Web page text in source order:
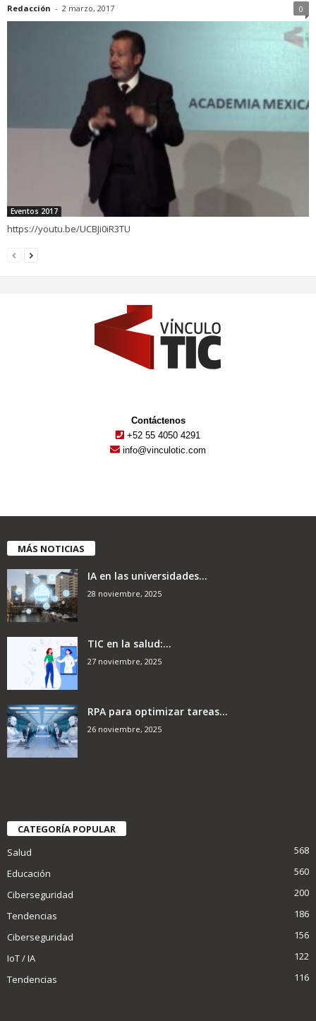
Redacción - 2 marzo, 2017 0
Eventos 2017
https://youtu.be/UCBJi0iR3TU
Contáctenos
+52 55 4050 4291
info@vinculotic.com
MÁS NOTICIAS
IA en las universidades...
28 noviembre, 2025
TIC en la salud:...
27 noviembre, 2025
RPA para optimizar tareas...
26 noviembre, 2025
CATEGORÍA POPULAR
Salud
568
Educación
560
Ciberseguridad
200
Tendencias
186
Ciberseguridad
156
IoT / IA
122
Tendencias
116